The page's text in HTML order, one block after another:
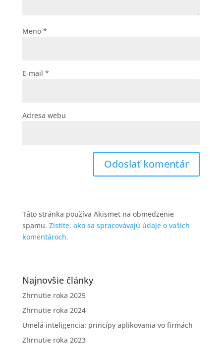
Meno *
E-mail *
Adresa webu
Táto stránka používa Akismet na obmedzenie
spamu. Zistite, ako sa spracovávajú údaje o vašich
komentároch.
Najnovšie články
Zhrnutie roka 2025
Zhrnutie roka 2024
Umelá inteligencia: princípy aplikovania vo firmách
Zhrnutie roka 2023